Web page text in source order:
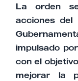
La orden
acciones del
impulsado
con el
mejorar la